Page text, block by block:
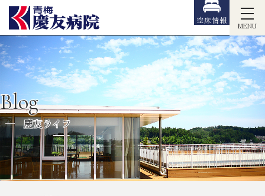
MENU
空床情報
Blog
慶友ライフ